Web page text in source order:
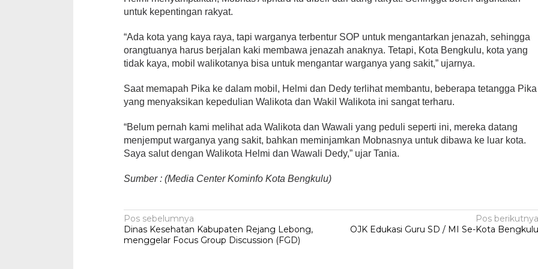
untuk kepentingan rakyat.
“Ada kota yang kaya raya, tapi warganya terbentur SOP untuk mengantarkan jenazah, sehingga
orangtuanya harus berjalan kaki membawa jenazah anaknya. Tetapi, Kota Bengkulu, kota yang
tidak kaya, mobil walikotanya bisa untuk mengantar warganya yang sakit,” ujarnya.
Saat memapah Pika ke dalam mobil, Helmi dan Dedy terlihat membantu, beberapa tetangga Pika
yang menyaksikan kepedulian Walikota dan Wakil Walikota ini sangat terharu.
“Belum pernah kami melihat ada Walikota dan Wawali yang peduli seperti ini, mereka datang
menjemput warganya yang sakit, bahkan meminjamkan Mobnasnya untuk dibawa ke luar kota.
Saya salut dengan Walikota Helmi dan Wawali Dedy,” ujar Tania.
Sumber : (Media Center Kominfo Kota Bengkulu)
Navigasi
pos
Pos sebelumnya
Dinas Kesehatan Kabupaten Rejang Lebong,
menggelar Focus Group Discussion (FGD)
Pos berikutnya
OJK Edukasi Guru SD / MI Se-Kota Bengkulu